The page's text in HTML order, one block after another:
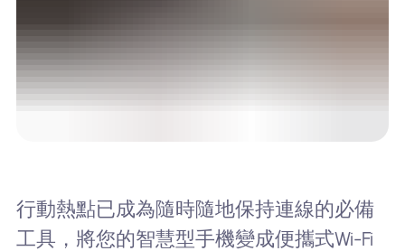
行動熱點已成為隨時隨地保持連線的必備
工具，將您的智慧型手機變成便攜式Wi-Fi